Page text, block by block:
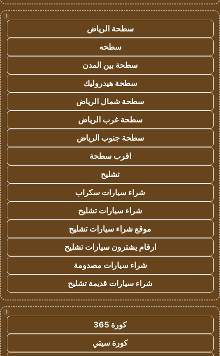
!
سطحة الرياض
سطحه
سطحة بين المدن
سطحة هيدروليك
سطحة شمال الرياض
سطحة غرب الرياض
سطحة جنوب الرياض
اقرب سطحة
تشليح
شراء سيارات سكراب
شراء سيارات تشليح
موقع شراء سيارات تشليح
ارقام يشترون سيارات تشليح
شراء سيارات مصدومة
شراء سيارات قديمة تشليح
!
كورة 365
كورة سيتي